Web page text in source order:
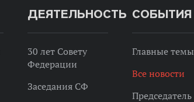
ДЕЯТЕЛЬНОСТЬ
30 лет Совету
Федерации
Заседания СФ
СОБЫТИЯ
Главные темы
Все новости
Председатель